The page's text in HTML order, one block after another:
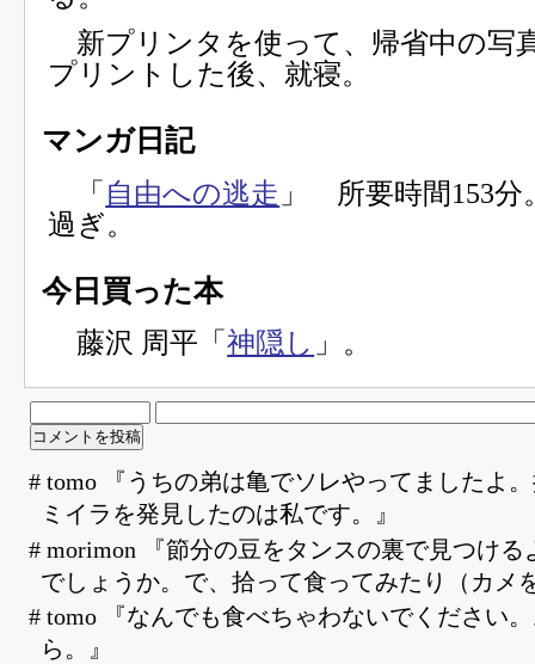
新プリンタを使って、帰省中の写
プリントした後、就寝。
マンガ日記
「自由への逃走 」 所要時間153分
過ぎ。
今日買った本
藤沢 周平「神隠し 」。
# tomo 『うちの弟は亀でソレやってましたよ
ミイラを発見したのは私です。』
# morimon 『節分の豆をタンスの裏で見つける
でしょうか。で、拾って食ってみたり（カメ
# tomo 『なんでも食べちゃわないでください
ら。』